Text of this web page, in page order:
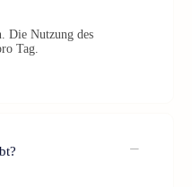
Die Nutzung des
Tag.